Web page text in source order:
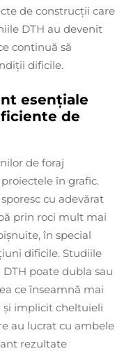
de construcții care
DTH au devenit
continuă să
dificile.
esențiale
de
de foraj
în grafic.
cu adevărat
prin roci mult mai
în special
dificile. Studiile
poate dubla sau
ce înseamnă mai
implicit cheltuieli
au lucrat cu ambele
rezultate